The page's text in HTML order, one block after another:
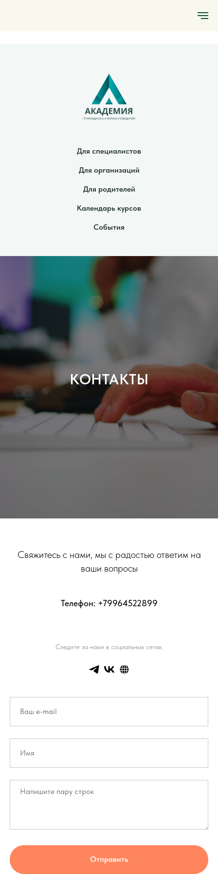
Для специалистов
Для организаций
Для родителей
Календарь курсов
События
КОНТАКТЫ
Свяжитесь с нами, мы с радостью ответим на
ваши вопросы
Телефон: +79964522899
Следите за нами в социальных сетях:
Отправить